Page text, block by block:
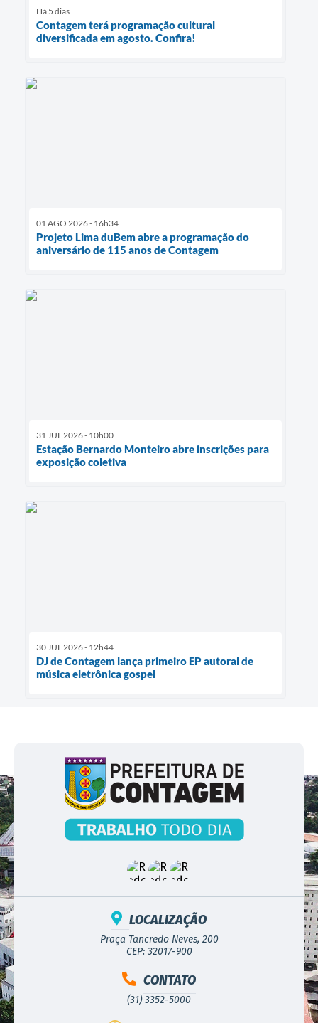
Há 5 dias
Contagem terá programação cultural
diversificada em agosto. Confira!
01 AGO 2026 - 16h34
Projeto Lima duBem abre a programação do
aniversário de 115 anos de Contagem
31 JUL 2026 - 10h00
Estação Bernardo Monteiro abre inscrições para
exposição coletiva
30 JUL 2026 - 12h44
DJ de Contagem lança primeiro EP autoral de
música eletrônica gospel
LOCALIZAÇÃO
Praça Tancredo Neves, 200
CEP: 32017-900
CONTATO
(31) 3352-5000